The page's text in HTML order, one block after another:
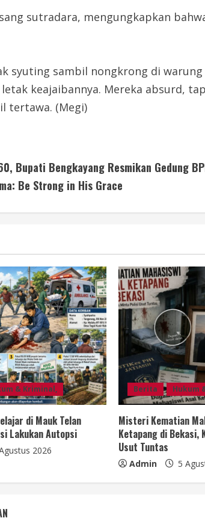
sutradara, mengungkapkan
syuting sambil nongkrong di
keajaibannya. Mereka absurd,
tertawa. (Megi)
Bupati Bengkayang Resmikan Gedung
Be Strong in His Grace
& Kriminal,
di Mauk Telan
Lakukan Autopsi
2026
Berita Hukum
Misteri Kematian
Ketapang di Bekasi,
Usut Tuntas
Admin 5